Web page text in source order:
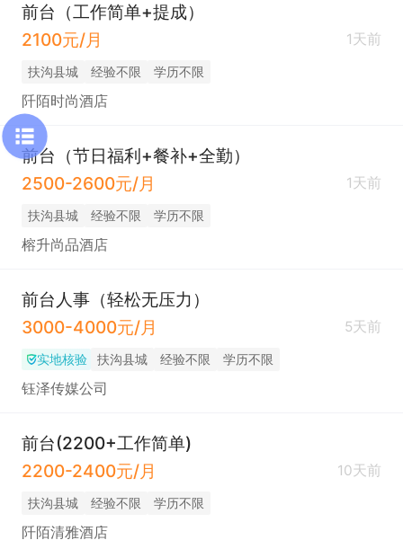
前台（工作简单+提成）
2100元/月
1天前
扶沟县城 经验不限 学历不限
阡陌时尚酒店
前台（节日福利+餐补+全勤）
2500-2600元/月
1天前
扶沟县城 经验不限 学历不限
榕升尚品酒店
前台人事（轻松无压力）
3000-4000元/月
5天前
实地核验 扶沟县城 经验不限 学历不限
钰泽传媒公司
前台(2200+工作简单)
2200-2400元/月
10天前
扶沟县城 经验不限 学历不限
阡陌清雅酒店